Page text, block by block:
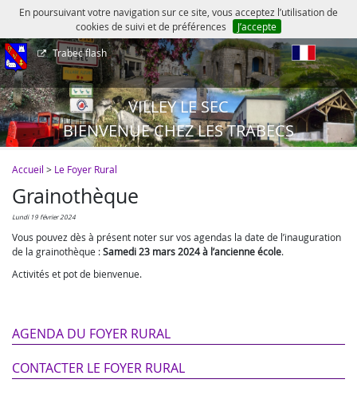
En poursuivant votre navigation sur ce site, vous acceptez l’utilisation de
cookies de suivi et de préférences
J’accepte
Trabec flash
VILLEY LE SEC
BIENVENUE CHEZ LES TRABECS
Accueil > Le Foyer Rural
Grainothèque
lundi 19 février 2024
Vous pouvez dès à présent noter sur vos agendas la date de l’inauguration
de la grainothèque :Samedi 23 mars 2024 à l’ancienne école.
Activités et pot de bienvenue.
AGENDA DU FOYER RURAL
CONTACTER LE FOYER RURAL